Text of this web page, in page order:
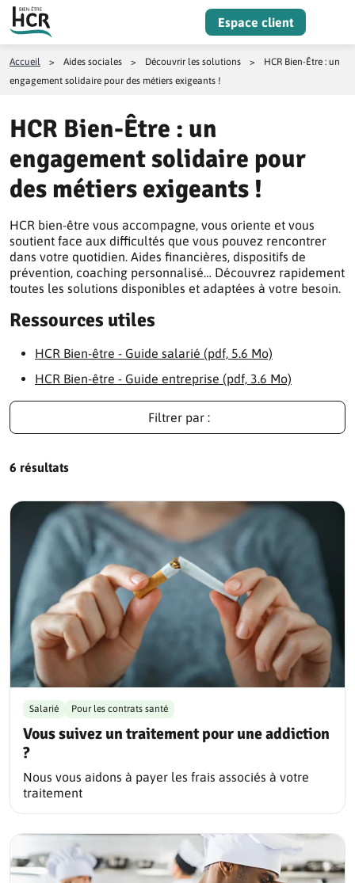
Aller au contenu
Espace client
Accueil > Aides sociales > Découvrir les solutions >
HCR Bien-Être : un
engagement solidaire pour des métiers exigeants !
HCR Bien-Être : un
engagement solidaire pour
des métiers exigeants !
HCR bien-être vous accompagne, vous oriente et vous
soutient face aux difficultés que vous pouvez rencontrer
dans votre quotidien. Aides financières, dispositifs de
prévention, coaching personnalisé… Découvrez rapidement
toutes les solutions disponibles et adaptées à votre besoin.
Ressources utiles
HCR Bien-être - Guide salarié (pdf, 5.6 Mo)
HCR Bien-être - Guide entreprise (pdf, 3.6 Mo)
Filtrer par :
6 résultats
Vous suivez un traitement pour une addiction
?
Salarié Pour les contrats santé
Nous vous aidons à payer les frais associés à votre
traitement